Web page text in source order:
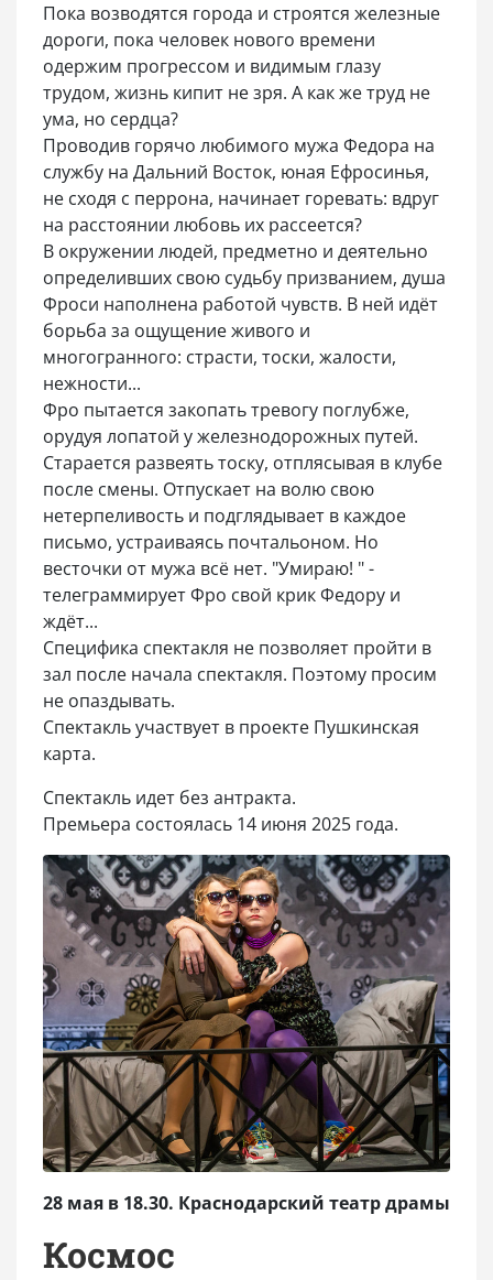
Пока возводятся города и строятся железные
дороги, пока человек нового времени
одержим прогрессом и видимым глазу
трудом, жизнь кипит не зря. А как же труд не
ума, но сердца?
Проводив горячо любимого мужа Федора на
службу на Дальний Восток, юная Ефросинья,
не сходя с перрона, начинает горевать: вдруг
на расстоянии любовь их рассеется?
В окружении людей, предметно и деятельно
определивших свою судьбу призванием, душа
Фроси наполнена работой чувств. В ней идёт
борьба за ощущение живого и
многогранного: страсти, тоски, жалости,
нежности...
Фро пытается закопать тревогу поглубже,
орудуя лопатой у железнодорожных путей.
Старается развеять тоску, отплясывая в клубе
после смены. Отпускает на волю свою
нетерпеливость и подглядывает в каждое
письмо, устраиваясь почтальоном. Но
весточки от мужа всё нет. "Умираю! " -
телеграммирует Фро свой крик Федору и
ждёт...
Специфика спектакля не позволяет пройти в
зал после начала спектакля. Поэтому просим
не опаздывать.
Спектакль участвует в проекте Пушкинская
карта.
Спектакль идет без антракта.
Премьера состоялась 14 июня 2025 года.
28 мая в 18.30. Краснодарский театр драмы
Космос